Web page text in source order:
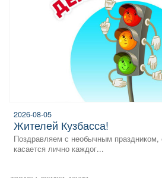
2026-08-05
жителей Кузбасса!
Поздравляем с необычным
касается лично каждог...